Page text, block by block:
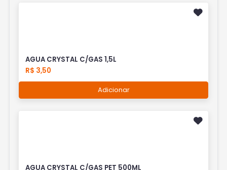
AGUA CRYSTAL C/GAS 1,5L
R$ 3,50
Adicionar
AGUA CRYSTAL C/GAS PET 500ML